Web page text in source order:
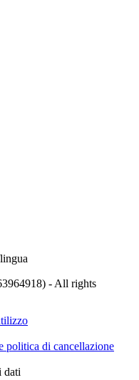
- All rights
politica di cancellazione
dati